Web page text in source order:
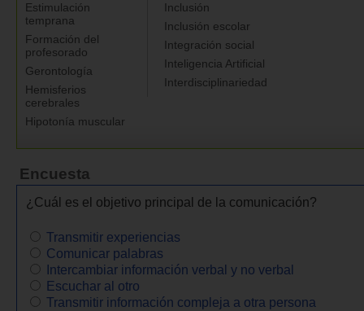
Estimulación
temprana
Formación del
profesorado
Gerontología
Hemisferios
cerebrales
Hipotonía muscular
Inclusión
Inclusión escolar
Integración social
Inteligencia Artificial
Interdisciplinariedad
Encuesta
¿Cuál es el objetivo principal de la comunicación?
Transmitir experiencias
Comunicar palabras
Intercambiar información verbal y no verbal
Escuchar al otro
Transmitir información compleja a otra persona